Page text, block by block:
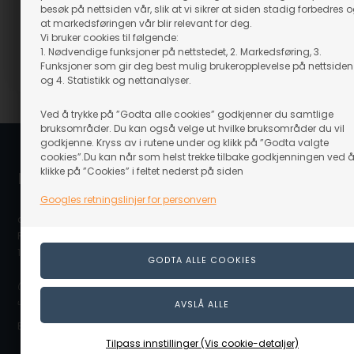
besøk på nettsiden vår, slik at vi sikrer at siden stadig forbedres
at markedsføringen vår blir relevant for deg.
Vi bruker cookies til følgende:
1. Nødvendige funksjoner på nettstedet, 2. Markedsføring, 3.
Funksjoner som gir deg best mulig brukeropplevelse på nettsiden
og 4. Statistikk og nettanalyser.
Ved å trykke på ”Godta alle cookies” godkjenner du samtlige
bruksområder. Du kan også velge ut hvilke bruksområder du vil
godkjenne. Kryss av i rutene under og klikk på ”Godta valgte
cookies”.Du kan når som helst trekke tilbake godkjenningen ved å
klikke på ”Cookies” i feltet nederst på siden
Googles retningslinjer for personvern
Tilpass innstillinger (Vis cookie-detaljer)
Evt. leveringskostnader
Varenr.: 40131
Linå / Linaa.no
c/o Scanvisio AS
Postboks 80
1917 Ytre Enebakk
(Ovennevnte adresse er en postboksadresse. Det er ikke noe
utstillingslokale/butikk på adressen eller mulighet for å hente varer.)
E-post: info@linaa.no